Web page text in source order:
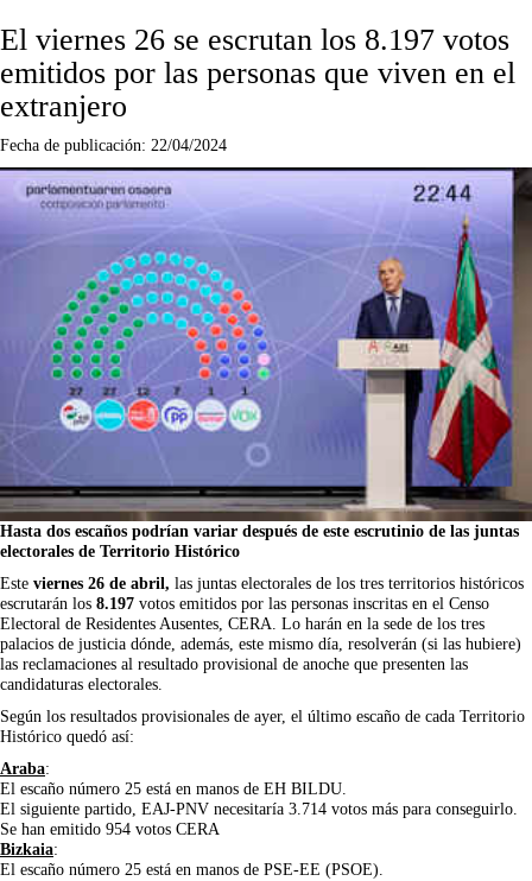
El viernes 26 se escrutan los 8.197 votos
emitidos por las personas que viven en el
extranjero
Fecha de publicación: 22/04/2024
Hasta dos escaños podrían variar después de este escrutinio de las juntas
electorales de Territorio Histórico
Este viernes 26 de abril, las juntas electorales de los tres territorios históricos
escrutarán los 8.197 votos emitidos por las personas inscritas en el Censo
Electoral de Residentes Ausentes, CERA. Lo harán en la sede de los tres
palacios de justicia dónde, además, este mismo día, resolverán (si las hubiere)
las reclamaciones al resultado provisional de anoche que presenten las
candidaturas electorales.
Según los resultados provisionales de ayer, el último escaño de cada Territorio
Histórico quedó así:
Araba:
El escaño número 25 está en manos de EH BILDU.
El siguiente partido, EAJ-PNV necesitaría 3.714 votos más para conseguirlo.
Se han emitido 954 votos CERA
Bizkaia:
El escaño número 25 está en manos de PSE-EE (PSOE).